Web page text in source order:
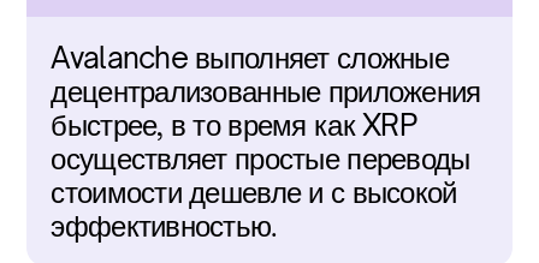
Avalanche выполняет сложные
децентрализованные приложения
быстрее, в то время как XRP
осуществляет простые переводы
стоимости дешевле и с высокой
эффективностью.